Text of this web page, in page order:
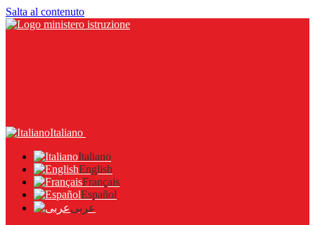
Salta al contenuto
Italiano
Italiano
English
Français
Español
عربى